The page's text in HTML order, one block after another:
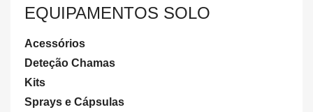
EQUIPAMENTOS SOLO
Acessórios
Deteção Chamas
Kits
Sprays e Cápsulas